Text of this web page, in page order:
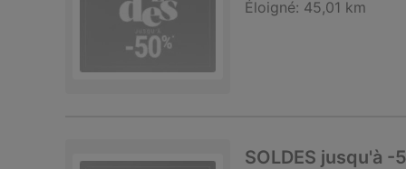
Éloigné: 45,01 km
SOLDES jusqu'à -